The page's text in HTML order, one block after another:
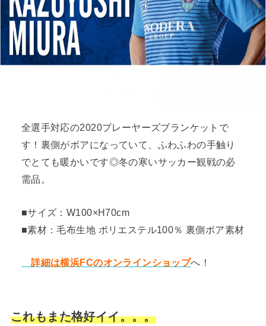
全選手対応の2020プレーヤーズブランケットで
す！裏側がボアになっていて、ふわふわの手触り
でとても暖かいです◎冬の寒いサッカー観戦の必
需品。
■サイズ：W100×H70cm
■素材：毛布生地 ポリエステル100％ 裏側ボア素材
詳細は横浜FCのオンラインショップへ！
これもまた格好イイ。。。